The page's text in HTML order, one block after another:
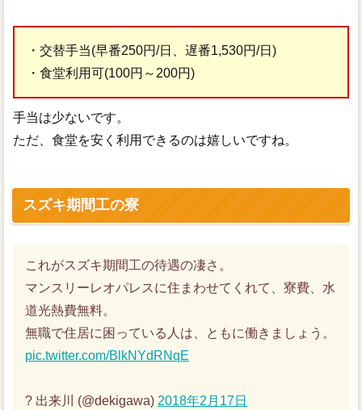
・交替手当(早番250円/日、遅番1,530円/日)
・食堂利用可(100円～200円)
手当は少ないです。
ただ、食堂を安く利用できるのは嬉しいですね。
スズキ期間工の寮
これがスズキ期間工の待遇の凄さ。
マンスリーレオパレスに住まわせてくれて、寮費、水
道光熱費無料。
無職で住居に困っている人は、ともに働きましょう。
pic.twitter.com/BlkNYdRNqE
? 出来川 (@dekigawa) 2018年2月17日